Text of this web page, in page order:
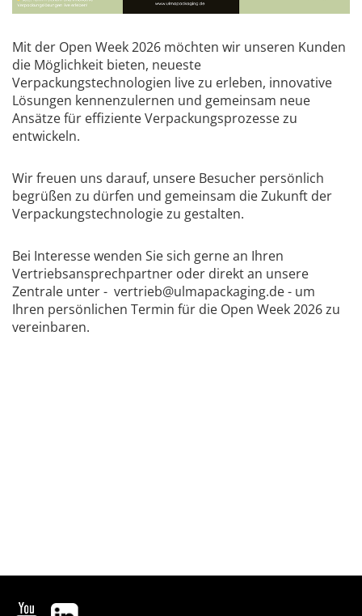
Mit der Open Week 2026 möchten wir unseren Kunden
die Möglichkeit bieten, neueste
Verpackungstechnologien live zu erleben, innovative
Lösungen kennenzulernen und gemeinsam neue
Ansätze für effiziente Verpackungsprozesse zu
entwickeln.
Wir freuen uns darauf, unsere Besucher persönlich
begrüßen zu dürfen und gemeinsam die Zukunft der
Verpackungstechnologie zu gestalten.
Bei Interesse wenden Sie sich gerne an Ihren
Vertriebsansprechpartner oder direkt an unsere
Zentrale unter - vertrieb@ulmapackaging.de - um
Ihren persönlichen Termin für die Open Week 2026 zu
vereinbaren.